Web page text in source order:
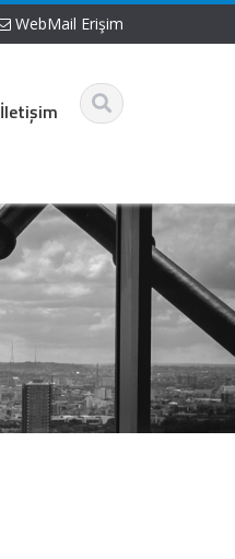
WebMail Erişim
İletişim